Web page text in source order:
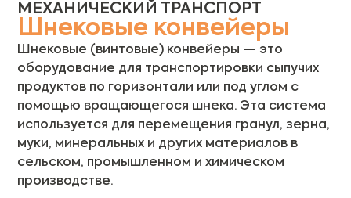
МЕХАНИЧЕСКИЙ ТРАНСПОРТ
Шнековые конвейеры
Шнековые (винтовые) конвейеры — это
оборудование для транспортировки сыпучих
продуктов по горизонтали или под углом с
помощью вращающегося шнека. Эта система
используется для перемещения гранул, зерна,
муки, минеральных и других материалов в
сельском, промышленном и химическом
производстве.